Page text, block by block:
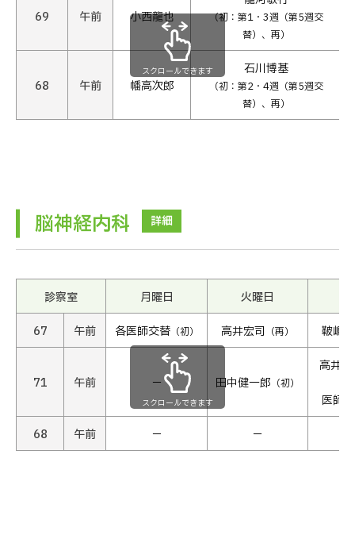
69 午前 小西龍也
（初：第1・3週（第5週交
替）、再）
68 午前 幡高次郎
石川博基
（初：第2・4週（第5週交
替）、再）
スクロールできます
脳神経内科 詳細
診察室 月曜日 火曜日
67 午前 各医師交替（初） 高井宏司 （再） 鞁嶋
71 午前 − 田中健一郎 （初）
高井
医師
68 午前 − −
スクロールできます